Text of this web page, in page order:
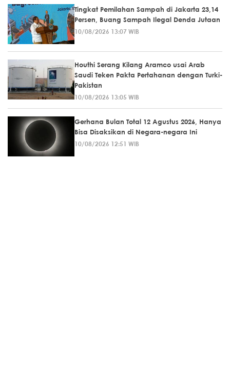
Tingkat Pemilahan Sampah di Jakarta 23,14
Persen, Buang Sampah Ilegal Denda Jutaan
10/08/2026 13:07 WIB
Houthi Serang Kilang Aramco usai Arab
Saudi Teken Pakta Pertahanan dengan Turki-
Pakistan
10/08/2026 13:05 WIB
Gerhana Bulan Total 12 Agustus 2026, Hanya
Bisa Disaksikan di Negara-negara Ini
10/08/2026 12:51 WIB